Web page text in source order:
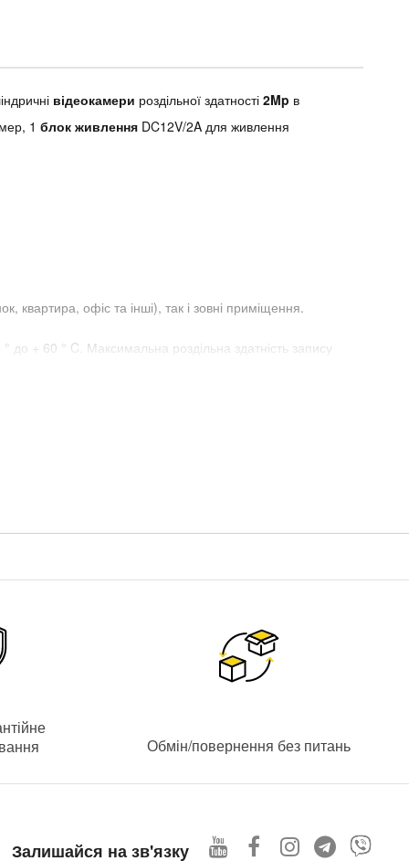
відеокамери роздільної здатності 2Mp в
1 блок живлення DC12V/2A для живлення
квартира, офіс та інші), так і зовні приміщення.
до + 60 ° C. Максимальна роздільна здатність запису
Обмін/повернення без питань
Залишайся на зв'язку